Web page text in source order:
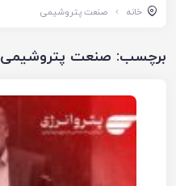
خانه صنعت پتروشیمی
برچسب: صنعت پتروشیمی